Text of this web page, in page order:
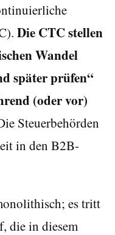
Die CTC stellen
Wandel
später prüfen“
(oder vor)
Steuerbehörden
in den B2B-
es tritt
die in diesem